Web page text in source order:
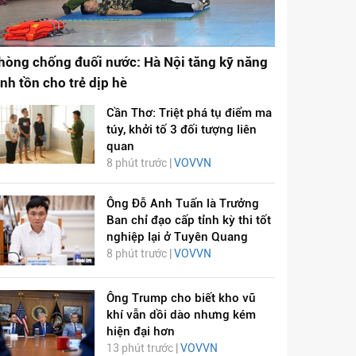
chống đuối nước: Hà Nội tăng kỹ năng
tồn cho trẻ dịp hè
Cần Thơ: Triệt phá tụ điểm ma
túy, khởi tố 3 đối tượng liên
quan
8 phút trước | VOVVN
Ông Đỗ Anh Tuấn là Trưởng
Ban chỉ đạo cấp tỉnh kỳ thi tốt
nghiệp lại ở Tuyên Quang
8 phút trước | VOVVN
Ông Trump cho biết kho vũ
khí vẫn dồi dào nhưng kém
hiện đại hơn
13 phút trước | VOVVN